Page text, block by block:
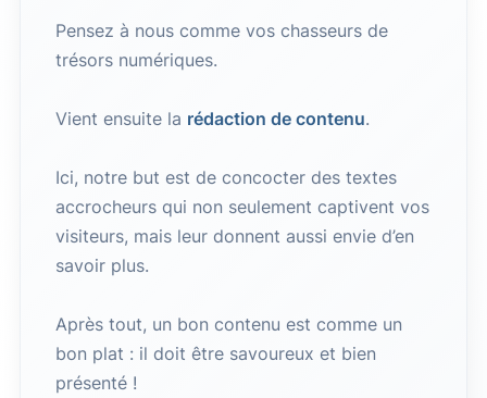
Pensez à nous comme vos chasseurs de
trésors numériques.
Vient ensuite la rédaction de contenu.
Ici, notre but est de concocter des textes
accrocheurs qui non seulement captivent vos
visiteurs, mais leur donnent aussi envie d’en
savoir plus.
Après tout, un bon contenu est comme un
bon plat : il doit être savoureux et bien
présenté !